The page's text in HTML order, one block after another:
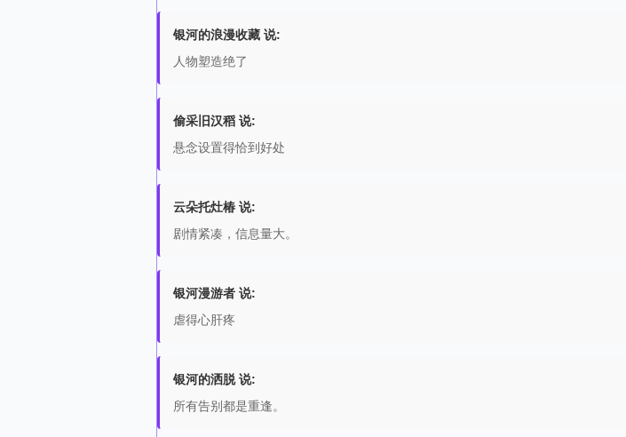
银河的浪漫收藏 说:
人物塑造绝了
偷采旧汉稻 说:
悬念设置得恰到好处
云朵托灶椿 说:
剧情紧凑，信息量大。
银河漫游者 说:
虐得心肝疼
银河的洒脱 说:
所有告别都是重逢。